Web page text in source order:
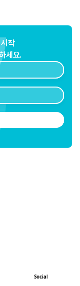
작
세요.
Social